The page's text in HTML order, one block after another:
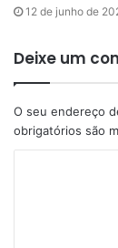
para o
enquanto lava a
ou quintais e
capacidade
Fonte:
12 de junho de
Deixe um
O seu endereço
obrigatórios são